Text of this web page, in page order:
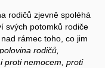
rodičů zjevně spoléhá
svých potomků rodiče
rámec toho, co jim
rodičů,
proti nemocem, proti